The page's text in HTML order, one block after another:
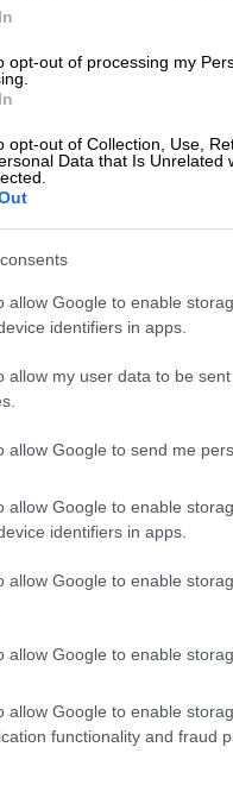
opt-out of processing my
opt-out of Collection, Use,
Data that Is Unrelated
allow Google to enable
identifiers in apps.
allow my user data to be
allow Google to send me
allow Google to enable
identifiers in apps.
allow Google to enable
allow Google to enable
allow Google to enable
functionality and fraud
της οποίας
ξεκινήσει το
της
φυσικά βαρύ.
αγωνίζεται τα
πριν από την
πρωτοβουλία με
να δοθούν
της περιοχής.
e Lokomotiv
a Venezia 😢🙏